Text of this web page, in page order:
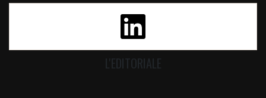
L'EDITORIALE